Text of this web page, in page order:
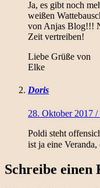
Ja, es gibt noch
weißen
von Anjas Blog!!!
Zeit vertreiben!
Liebe Grüße von
Elke
Doris
28. Oktober 2017 /
Poldi steht
ist ja eine
Schreibe einen